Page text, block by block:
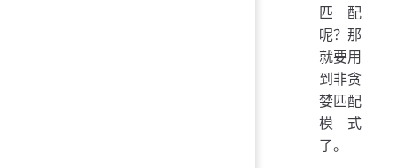
匹配
呢？那
就要用
到非贪
婪匹配
模式
了。